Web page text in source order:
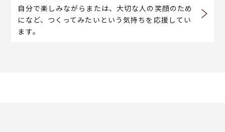
自分で楽しみながらまたは、大切な人の笑顔のため
になど、つくってみたいという気持ちを応援してい
ます。